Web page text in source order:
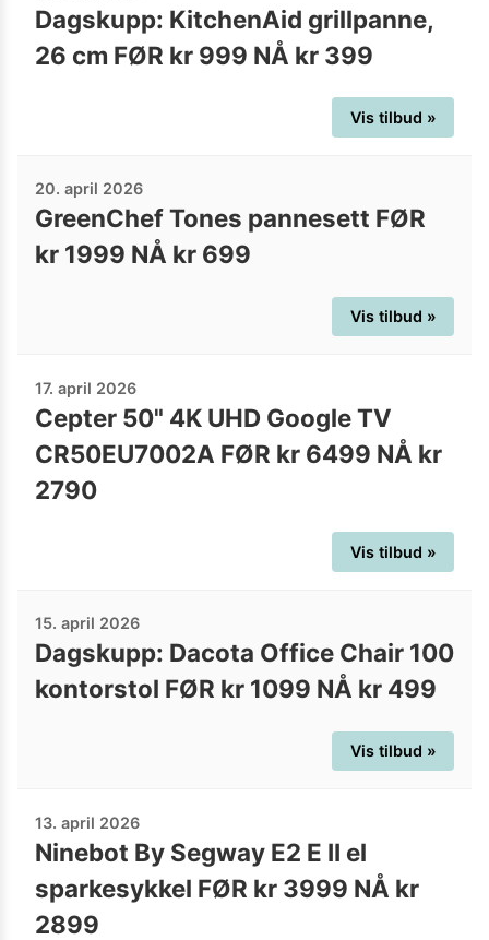
Dagskupp: KitchenAid grillpanne,
26 cm FØR kr 999 NÅ kr 399
Vis tilbud »
20. april 2026
GreenChef Tones pannesett FØR
kr 1999 NÅ kr 699
Vis tilbud »
17. april 2026
Cepter 50" 4K UHD Google TV
CR50EU7002A FØR kr 6499 NÅ kr
2790
Vis tilbud »
15. april 2026
Dagskupp: Dacota Office Chair 100
kontorstol FØR kr 1099 NÅ kr 499
Vis tilbud »
13. april 2026
Ninebot By Segway E2 E II el
sparkesykkel FØR kr 3999 NÅ kr
2899